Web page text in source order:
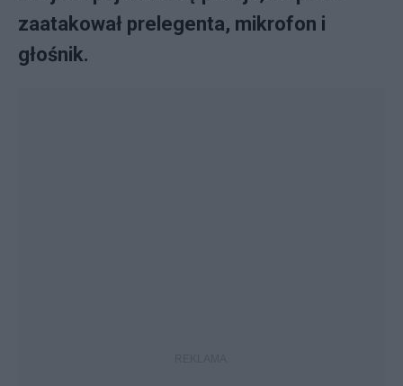
zaatakował prelegenta, mikrofon i
głośnik.